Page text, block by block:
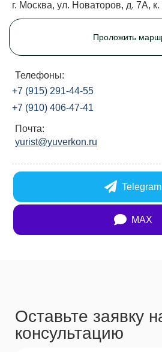
г. Москва, ул. Новаторов, д. 7А, к.
Проложить
Телефоны:
+7 (915) 291-44-55
+7 (910) 406-47-41
Почта:
yurist@yuverkon.ru
Telegram
MAX
Оставьте заявку
консультацию